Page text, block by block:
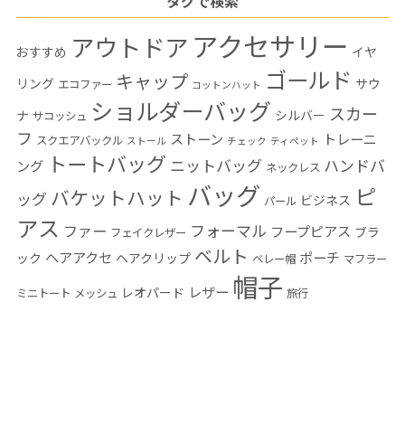
おすすめ アウトドア アクセサリー イヤ
リング エコファー キャップ コットンハット ゴールド サウ
ナ サコッシュ ショルダーバッグ シルバー スカー
フ スクエアバックル ストール ストーン チェック ティペット
トレーニ
ング トートバッグ ニットバッグ ネックレス ハンドバ
ッグ バケットハット バッグ パール ビジネス ピ
アス ファー フェイクレザー フォーマル フープピアス ブラ
ック ヘアアクセ ヘアクリップ ベルト ベレー帽 ポーチ マフラー
ミニトート メッシュ レオパード レザー 帽子 旅行